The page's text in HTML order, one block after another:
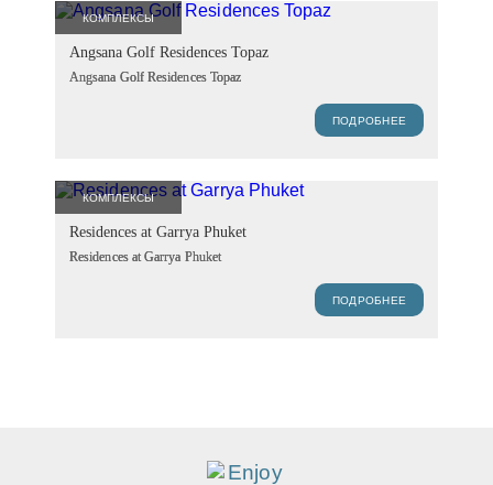
КОМПЛЕКСЫ
Angsana Golf Residences Topaz
Angsana Golf Residences Topaz
ПОДРОБНЕЕ
КОМПЛЕКСЫ
Residences at Garrya Phuket
Residences at Garrya Phuket
ПОДРОБНЕЕ